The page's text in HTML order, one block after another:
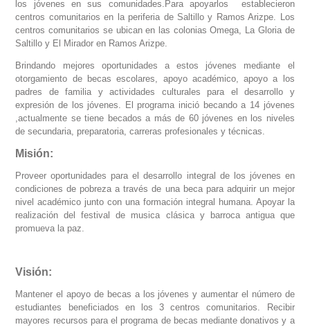
los jóvenes en sus comunidades.Para apoyarlos establecieron
centros comunitarios en la periferia de Saltillo y Ramos Arizpe. Los
centros comunitarios se ubican en las colonias Omega, La Gloria de
Saltillo y El Mirador en Ramos Arizpe.
Brindando mejores oportunidades a estos jóvenes mediante el
otorgamiento de becas escolares, apoyo académico, apoyo a los
padres de familia y actividades culturales para el desarrollo y
expresión de los jóvenes. El programa inició becando a 14 jóvenes
,actualmente se tiene becados a más de 60 jóvenes en los niveles
de secundaria, preparatoria, carreras profesionales y técnicas.
Misión:
Proveer oportunidades para el desarrollo integral de los jóvenes en
condiciones de pobreza a través de una beca para adquirir un mejor
nivel académico junto con una formación integral humana. Apoyar la
realización del festival de musica clásica y barroca antigua que
promueva la paz.
Visión:
Mantener el apoyo de becas a los jóvenes y aumentar el número de
estudiantes beneficiados en los 3 centros comunitarios. Recibir
mayores recursos para el programa de becas mediante donativos y a